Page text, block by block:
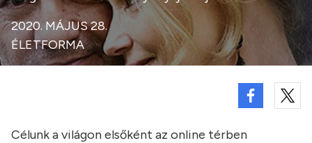
2020. MÁJUS 28.
ÉLETFORMA
Célunk a világon elsőként az online térben